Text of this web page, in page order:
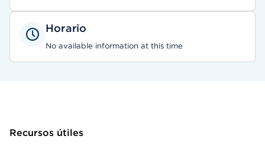
Horario
No available information at this time
Recursos útiles